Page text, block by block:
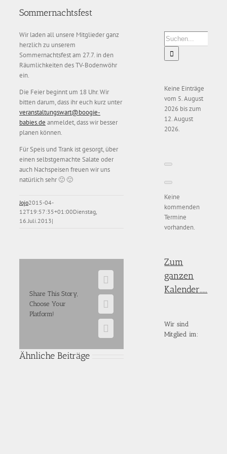
Sommernachtsfest
Wir laden all unsere Mitglieder ganz
herzlich zu unserem
Sommernachtsfest am 27.7. in den
Räumlichkeiten des TV-Bodenwöhr
ein.
Die Feier beginnt um 18 Uhr. Wir
bitten darum, dass ihr euch kurz unter
veranstaltungswart@boogie-
babies.de anmeldet, dass wir besser
planen können.
Für Speis und Trank ist gesorgt, über
einen selbstgemachte Salate oder
auch Nachspeisen freuen wir uns
natürlich sehr 🙂 🙂
Jojo2015-04-
12T19:57:35+01:00Dienstag,
16.Juli.2013|
Share This Story,
Choose Your
Platform!
Facebook
E-
Mail
WhatsApp
Ähnliche Beiträge
Suche
nach:
Keine Einträge
vom 5. August
2026 bis zum
12. August
2026.
Keine
kommenden
Termine
vorhanden.
Zum
ganzen
Kalender.....
Wir sind
Mitglied im: